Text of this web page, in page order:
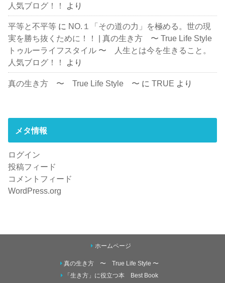
人気ブログ！！
より
平等と不平等 に NO.１「その道の力」を極める。世の現
実を勝ち抜くために！！ | 真の生き方 〜 True Life Style
トゥルーライフスタイル 〜 人生とは今を生きること。
人気ブログ！！
より
真の生き方 〜 True Life Style 〜 にTRUE より
メタ情報
ログイン
投稿フィード
コメントフィード
WordPress.org
ホームページ
真の生き方 〜 True Life Style 〜
「生き方」に役立つ本 Best Book